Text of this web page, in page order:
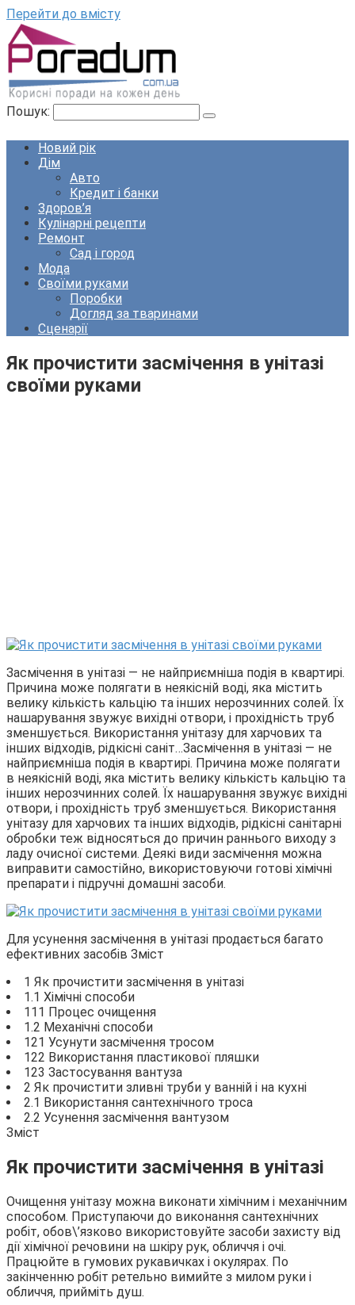
Перейти до вмісту
Пошук:
Новий рік
Дім
Авто
Кредит і банки
Здоров’я
Кулінарні рецепти
Ремонт
Сад і город
Мода
Своїми руками
Поробки
Догляд за тваринами
Сценарії
Як прочистити засмічення в унітазі
своїми руками
Засмічення в унітазі — не найприємніша подія в квартирі.
Причина може полягати в неякісній воді, яка містить
велику кількість кальцію та інших нерозчинних солей. Їх
нашарування звужує вихідні отвори, і прохідність труб
зменшується. Використання унітазу для харчових та
інших відходів, рідкісні саніт…Засмічення в унітазі — не
найприємніша подія в квартирі. Причина може полягати
в неякісній воді, яка містить велику кількість кальцію та
інших нерозчинних солей. Їх нашарування звужує вихідні
отвори, і прохідність труб зменшується. Використання
унітазу для харчових та інших відходів, рідкісні санітарні
обробки теж відносяться до причин раннього виходу з
ладу очисної системи. Деякі види засмічення можна
виправити самостійно, використовуючи готові хімічні
препарати і підручні домашні засоби.
Для усунення засмічення в унітазі продається багато
ефективних засобів Зміст
1 Як прочистити засмічення в унітазі
1.1 Хімічні способи
111 Процес очищення
1.2 Механічні способи
121 Усунути засмічення тросом
122 Використання пластикової пляшки
123 Застосування вантуза
2 Як прочистити зливні труби у ванній і на кухні
2.1 Використання сантехнічного троса
2.2 Усунення засмічення вантузом
Зміст
Як прочистити засмічення в унітазі
Очищення унітазу можна виконати хімічним і механічним
способом. Приступаючи до виконання сантехнічних
робіт, обов\’язково використовуйте засоби захисту від
дії хімічної речовини на шкіру рук, обличчя і очі.
Працюйте в гумових рукавичках і окулярах. По
закінченню робіт ретельно вимийте з милом руки і
обличчя, прийміть душ.